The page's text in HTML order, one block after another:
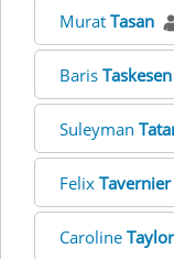
Murat Tasan
Baris Taskesen
Suleyman
Felix Tavernier
Caroline Taylor